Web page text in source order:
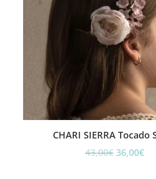
CHARI SIERRA Tocado
43,00€El
36,00€El